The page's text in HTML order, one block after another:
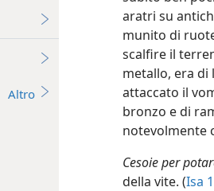
Altro
aratri su
munito di
scalfire il
metallo, era di
attaccato il
bronzo e di
notevolmente
Cesoie per
della vite. (Isa